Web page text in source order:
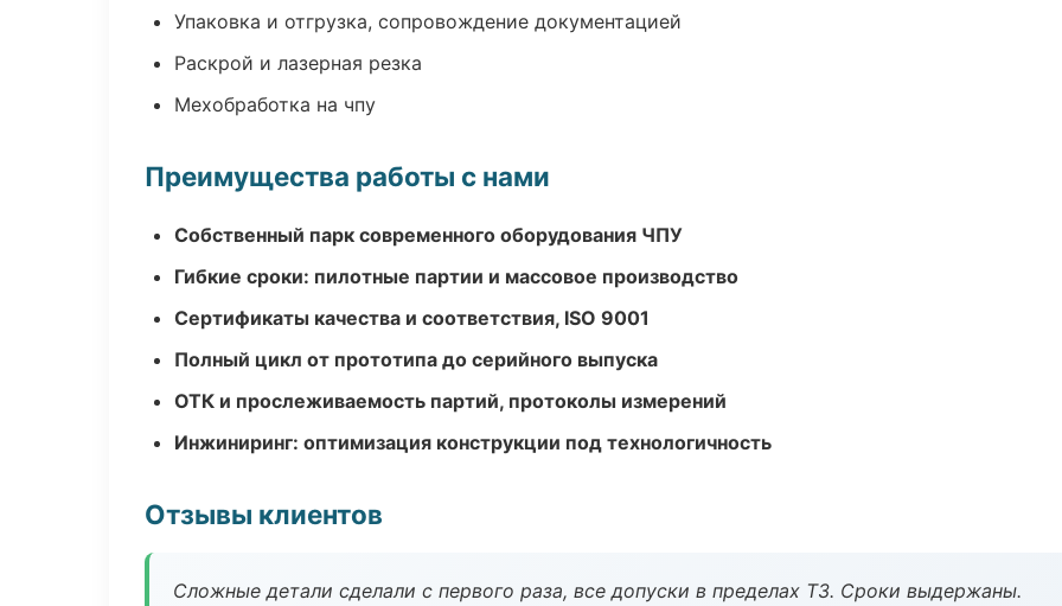
Упаковка и отгрузка, сопровождение документацией
Раскрой и лазерная резка
Мехобработка на чпу
Преимущества работы с нами
Собственный парк современного оборудования ЧПУ
Гибкие сроки: пилотные партии и массовое производство
Сертификаты качества и соответствия, ISO 9001
Полный цикл от прототипа до серийного выпуска
ОТК и прослеживаемость партий, протоколы измерений
Инжиниринг: оптимизация конструкции под технологичность
Отзывы клиентов
Сложные детали сделали с первого раза, все допуски в пределах ТЗ. Сроки выдержаны.